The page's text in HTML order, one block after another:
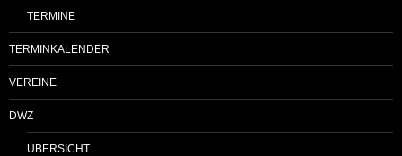
TERMINE
TERMINKALENDER
VEREINE
DWZ
ÜBERSICHT